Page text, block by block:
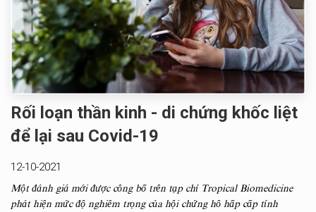
Rối loạn thần kinh - di chứng khốc liệt
để lại sau Covid-19
12-10-2021
Một đánh giá mới được công bố trên tạp chí Tropical Biomedicine
phát hiện mức độ nghiêm trọng của hội chứng hô hấp cấp tính